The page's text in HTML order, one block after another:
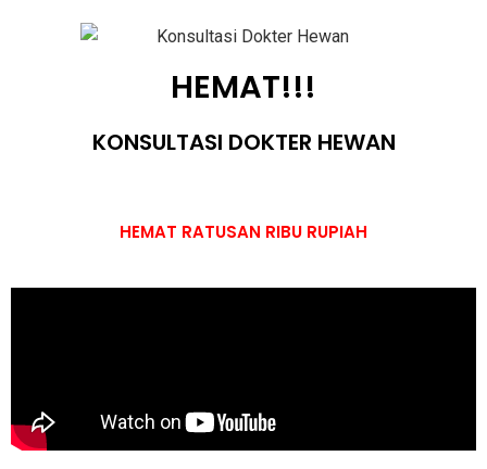
HEMAT!!!
KONSULTASI DOKTER HEWAN
HEMAT RATUSAN RIBU RUPIAH